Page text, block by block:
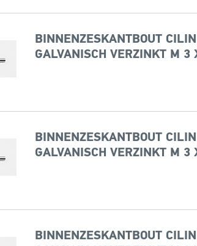
BINNENZESKANTBOUT
GALVANISCH VERZINKT M 3
BINNENZESKANTBOUT
GALVANISCH VERZINKT M 3
BINNENZESKANTBOUT